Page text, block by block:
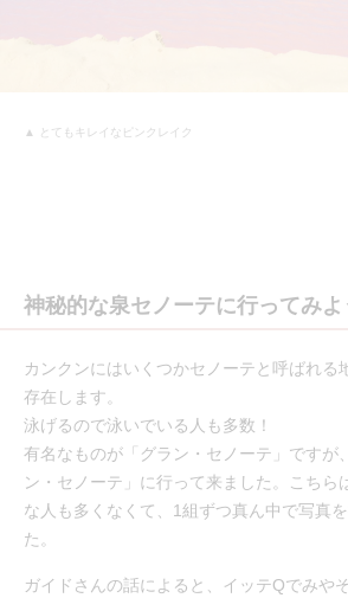
▲ とてもキレイなピンクレイク
神秘的な泉セノーテに行ってみよ
カンクンにはいくつかセノーテと呼ばれる
存在します。
泳げるので泳いでいる人も多数！
有名なものが「グラン・セノーテ」ですが
ン・セノーテ」に行って来ました。こちら
な人も多くなくて、1組ずつ真ん中で写真
た。
ガイドさんの話によると、イッテQでみや